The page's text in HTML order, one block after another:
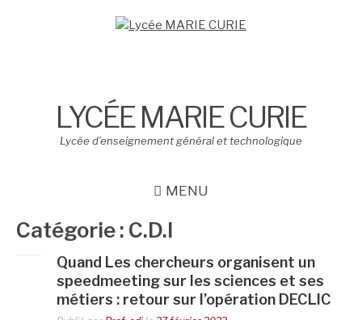
LYCÉE MARIE CURIE
Lycée d’enseignement général et technologique
MENU
Catégorie : C.D.I
Quand Les chercheurs organisent un
speedmeeting sur les sciences et ses
métiers : retour sur l’opération DECLIC